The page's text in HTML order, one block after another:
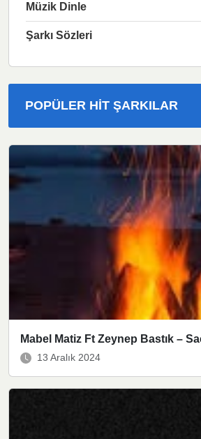
Müzik Dinle
Şarkı Sözleri
POPÜLER HIT ŞARKILAR
Mabel Matiz Ft Zeynep Bastık –
13 Aralık 2024